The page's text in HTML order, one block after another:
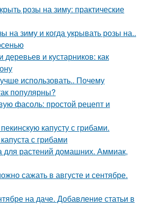
розы на зиму: практические
на зиму и когда укрывать розы на..
и кустарников: как
использовать.. Почему
популярны?
фасоль: простой рецепт и
капусту с грибами.
с грибами
растений домашних. Аммиак,
сажать в августе и сентябре.
на даче. Добавление статьи в